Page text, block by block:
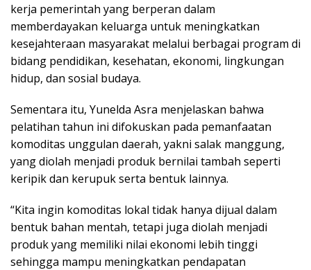
kerja pemerintah yang berperan dalam
memberdayakan keluarga untuk meningkatkan
kesejahteraan masyarakat melalui berbagai program di
bidang pendidikan, kesehatan, ekonomi, lingkungan
hidup, dan sosial budaya.
Sementara itu, Yunelda Asra menjelaskan bahwa
pelatihan tahun ini difokuskan pada pemanfaatan
komoditas unggulan daerah, yakni salak manggung,
yang diolah menjadi produk bernilai tambah seperti
keripik dan kerupuk serta bentuk lainnya.
“Kita ingin komoditas lokal tidak hanya dijual dalam
bentuk bahan mentah, tetapi juga diolah menjadi
produk yang memiliki nilai ekonomi lebih tinggi
sehingga mampu meningkatkan pendapatan